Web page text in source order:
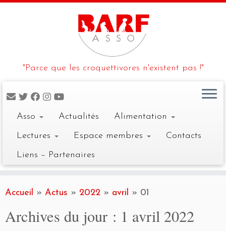
to
"Parce que les croquettivores n'existent pas !"
Asso Actualités
Alimentation
Lectures
Espace membres
Contacts
Liens – Partenaires
Accueil » Actus » 2022 » avril » 01
Archives du jour : 1 avril 2022